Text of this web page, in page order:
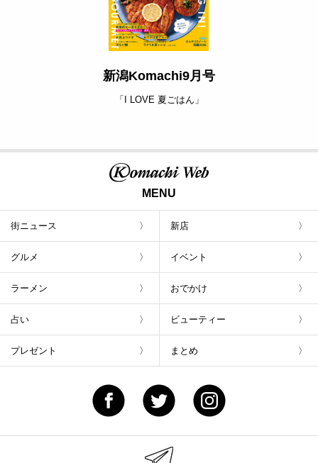
新潟Komachi9月号
「I LOVE 夏ごはん」
MENU
街ニュース 新店
グルメ イベント
ラーメン おでかけ
占い ビューティー
プレゼント まとめ